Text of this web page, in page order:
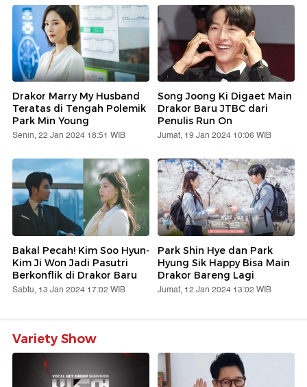
Drakor Marry My Husband
Teratas di Tengah Polemik
Park Min Young
Senin, 22 Jan 2024 18:51 WIB
Song Joong Ki Digaet Main
Drakor Baru JTBC dari
Penulis Run On
Jumat, 19 Jan 2024 10:06 WIB
Bakal Pecah! Kim Soo Hyun-
Kim Ji Won Jadi Pasutri
Berkonflik di Drakor Baru
Sabtu, 13 Jan 2024 17:02 WIB
Park Shin Hye dan Park
Hyung Sik Happy Bisa Main
Drakor Bareng Lagi
Jumat, 12 Jan 2024 13:02 WIB
Variety Show